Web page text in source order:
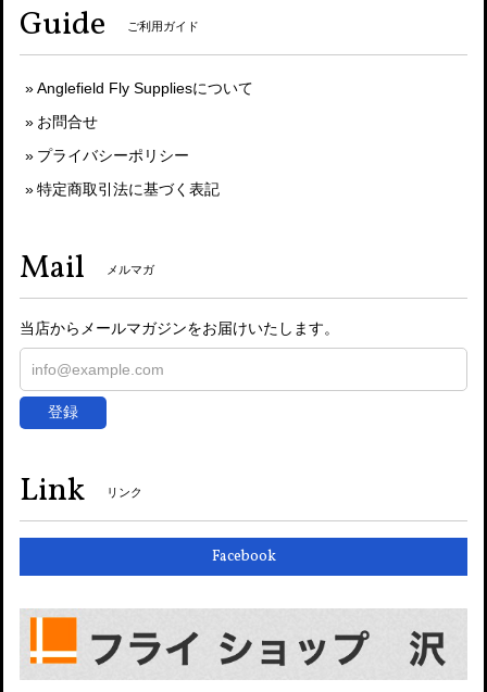
Guide ご利用ガイド
Anglefield Fly Suppliesについて
お問合せ
プライバシーポリシー
特定商取引法に基づく表記
Mail メルマガ
当店からメールマガジンをお届けいたします。
登録
Link リンク
Facebook